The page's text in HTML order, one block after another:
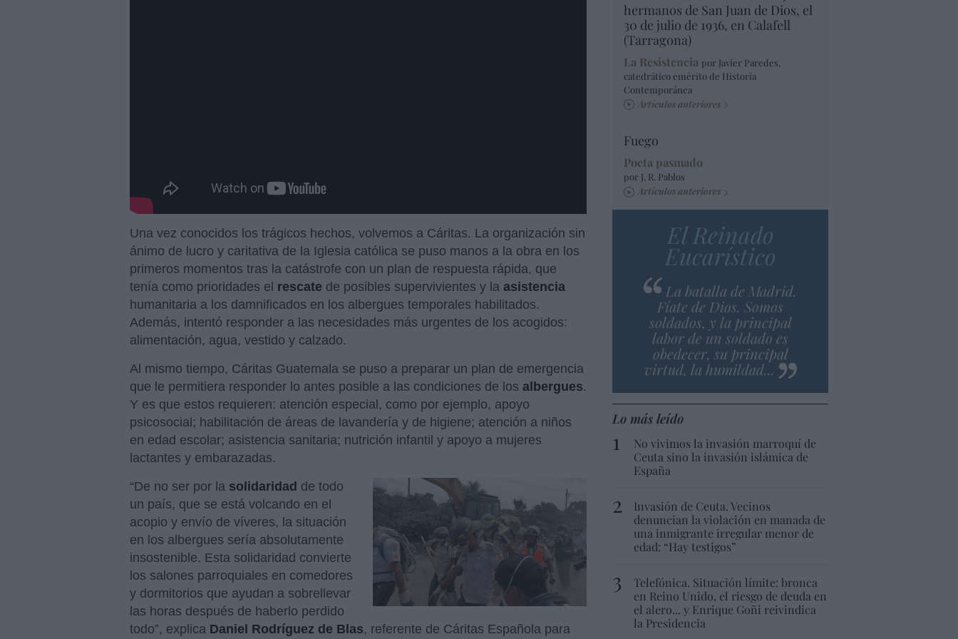
Una vez conocidos los trágicos hechos, volvemos a Cáritas. La organización sin
ánimo de lucro y caritativa de la Iglesia católica se puso manos a la obra en los
primeros momentos tras la catástrofe con un plan de respuesta rápida, que
tenía como prioridades el rescate de posibles supervivientes y la asistencia
humanitaria a los damnificados en los albergues temporales habilitados.
Además, intentó responder a las necesidades más urgentes de los acogidos:
alimentación, agua, vestido y calzado.
Al mismo tiempo, Cáritas Guatemala se puso a preparar un plan de emergencia
que le permitiera responder lo antes posible a las condiciones de los albergues.
Y es que estos requieren: atención especial, como por ejemplo, apoyo
psicosocial; habilitación de áreas de lavandería y de higiene; atención a niños
en edad escolar; asistencia sanitaria; nutrición infantil y apoyo a mujeres
lactantes y embarazadas.
“De no ser por la solidaridad de todo
un país, que se está volcando en el
acopio y envío de víveres, la situación
en los albergues sería absolutamente
insostenible. Esta solidaridad convierte
los salones parroquiales en comedores
y dormitorios que ayudan a sobrellevar
las horas después de haberlo perdido
todo”, explica Daniel Rodríguez de Blas, referente de Cáritas Española para
hermanos de San Juan de Dios, el
30 de julio de 1936, en Calafell
(Tarragona)
La Resistencia por Javier Paredes,
catedrático emérito de Historia
Contemporánea
Artículos anteriores
Fuego
Poeta pasmado
por J. R. Pablos
Artículos anteriores
El Reinado
Eucarístico
La batalla de Madrid.
Fíate de Dios. Somos
soldados, y la principal
labor de un soldado es
obedecer, su principal
virtud, la humildad...
Lo más leído
No vivimos la invasión marroquí de
Ceuta sino la invasión islámica de
España
Invasión de Ceuta. Vecinos
denuncian la violación en manada de
una inmigrante irregular menor de
edad: “Hay testigos”
Telefónica. Situación límite: bronca
en Reino Unido, el riesgo de deuda en
el alero... y Enrique Goñi reivindica
la Presidencia